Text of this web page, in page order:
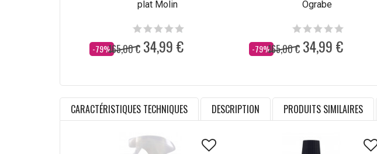
plat Molin
-79%
Dès 165,00 € 34,99 €
Ograbe
-79%
Dès 165,00 € 34,99 €
CARACTÉRISTIQUES TECHNIQUES DESCRIPTION PRODUITS SIMILAIRES